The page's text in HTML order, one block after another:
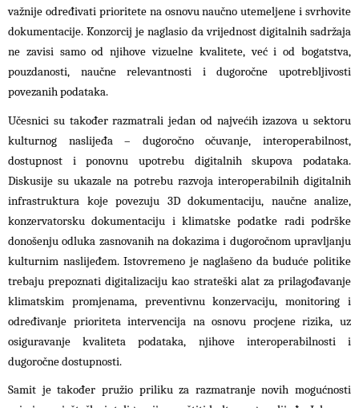
važnije određivati prioritete na osnovu naučno utemeljene i svrhovite
dokumentacije. Konzorcij je naglasio da vrijednost digitalnih sadržaja
ne zavisi samo od njihove vizuelne kvalitete, već i od bogatstva,
pouzdanosti, naučne relevantnosti i dugoročne upotrebljivosti
povezanih podataka.
Učesnici su također razmatrali jedan od najvećih izazova u sektoru
kulturnog naslijeđa – dugoročno očuvanje, interoperabilnost,
dostupnost i ponovnu upotrebu digitalnih skupova podataka.
Diskusije su ukazale na potrebu razvoja interoperabilnih digitalnih
infrastruktura koje povezuju 3D dokumentaciju, naučne analize,
konzervatorsku dokumentaciju i klimatske podatke radi podrške
donošenju odluka zasnovanih na dokazima i dugoročnom upravljanju
kulturnim naslijeđem. Istovremeno je naglašeno da buduće politike
trebaju prepoznati digitalizaciju kao strateški alat za prilagođavanje
klimatskim promjenama, preventivnu konzervaciju, monitoring i
određivanje prioriteta intervencija na osnovu procjene rizika, uz
osiguravanje kvaliteta podataka, njihove interoperabilnosti i
dugoročne dostupnosti.
Samit je također pružio priliku za razmatranje novih mogućnosti